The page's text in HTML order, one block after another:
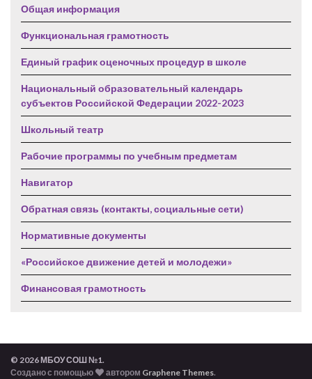
Общая информация
Функциональная грамотность
Единый график оценочных процедур в школе
Национальный образовательный календарь
субъектов Российской Федерации 2022-2023
Школьный театр
Рабочие программы по учебным предметам
Навигатор
Обратная связь (контакты, социальные сети)
Нормативные документы
«Российское движение детей и молодежи»
Финансовая грамотность
© 2026 МБОУ СОШ №1.
Создано с помощью
автором Graphene Themes.